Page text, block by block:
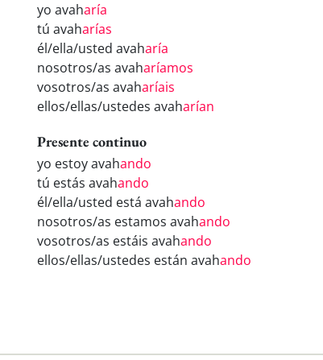
yo avaharía
tú avaharías
él/ella/usted avaharía
nosotros/as avaharíamos
vosotros/as avaharíais
ellos/ellas/ustedes avaharían
Presente continuo
yo estoy avahando
tú estás avahando
él/ella/usted está avahando
nosotros/as estamos avahando
vosotros/as estáis avahando
ellos/ellas/ustedes están avahando